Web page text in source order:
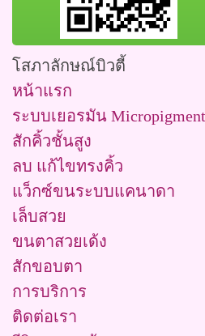
โสภาลักษณ์บิวตี้
หน้าแรก
ระบบเยอรมัน Micropigment
สักคิ้วชั้นสูง
ลบ แก้ไขทรงคิ้ว
แว็กซ์ขนระบบแคนาดา
เล็บสวย
ขนตาสวยเด้ง
สักขอบตา
การบริการ
ติดต่อเรา